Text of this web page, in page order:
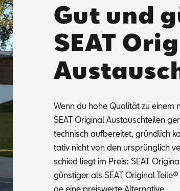
Gut und
SEAT
Wenn du hohe Qua­li­tät zu ei­nem
SEAT Ori­gi­nal Aus­tausch­tei­len
tech­nisch auf­be­rei­tet, gründ­lich
ta­tiv nicht von den ur­sprüng­lich
schied liegt im Preis: SEAT
güns­ti­ger als SEAT Ori­gi­nal
ge eine preis­wer­te Al­ter­na­ti­ve.